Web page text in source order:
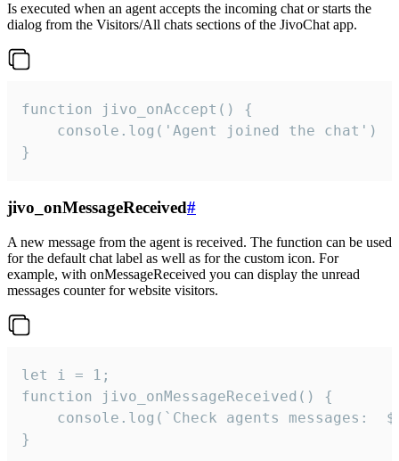
Is executed when an agent accepts the incoming chat or starts the
dialog from the Visitors/All chats sections of the JivoChat app.
function jivo_onAccept() {
}
jivo_onMessageReceived#
A new message from the agent is received. The function can be used
for the default chat label as well as for the custom icon. For
example, with onMessageReceived you can display the unread
messages counter for website visitors.
let i = 1;
function jivo_onMessageReceived() {
}